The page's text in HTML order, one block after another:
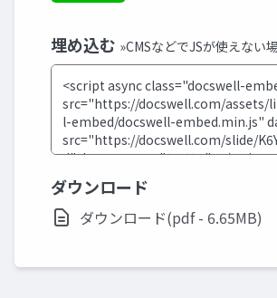
埋め込む »CMSなどでJSが使えない
ダウンロード
ダウンロード(pdf - 6.65MB)